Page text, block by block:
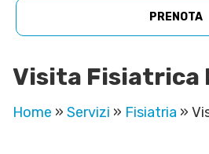
PRENOTA
Visita Fisiatrica
Home » Servizi » Fisiatria »